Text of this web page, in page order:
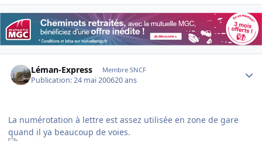
Léman-Express Membre SNCF
Publication:24 mai 200620 ans
La numérotation à lettre est assez utilisée en zone de gare
quand il ya beaucoup de voies.